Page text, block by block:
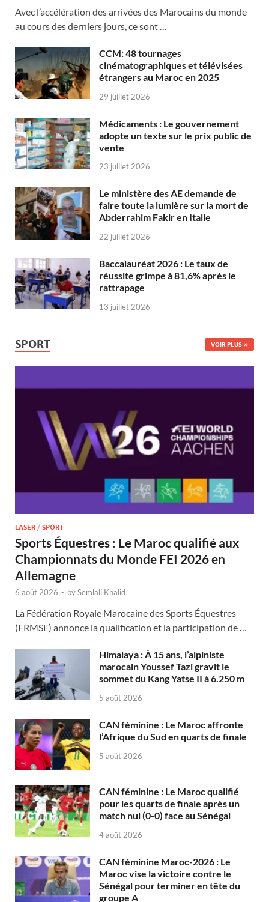
Avec l’accélération des arrivées des Marocains du monde
au cours des derniers jours, ce sont …
CCM: 48 tournages
cinématographiques et télévisées
étrangers au Maroc en 2025
29 juillet 2026
Médicaments : Le gouvernement
adopte un texte sur le prix public de
vente
23 juillet 2026
Le ministère des AE demande de
faire toute la lumière sur la mort de
Abderrahim Fakir en Italie
22 juillet 2026
Baccalauréat 2026 : Le taux de
réussite grimpe à 81,6% après le
rattrapage
13 juillet 2026
SPORT VOIR PLUS
LASER / SPORT
Sports Équestres : Le Maroc qualifié aux
Championnats du Monde FEI 2026 en
Allemagne
6 août 2026 - bySemlali Khalid
La Fédération Royale Marocaine des Sports Équestres
(FRMSE) annonce la qualification et la participation de …
Himalaya : À 15 ans, l’alpiniste
marocain Youssef Tazi gravit le
sommet du Kang Yatse II à 6.250 m
5 août 2026
CAN féminine : Le Maroc affronte
l’Afrique du Sud en quarts de finale
5 août 2026
CAN féminine : Le Maroc qualifié
pour les quarts de finale après un
match nul (0-0) face au Sénégal
4 août 2026
CAN féminine Maroc-2026 : Le
Maroc vise la victoire contre le
Sénégal pour terminer en tête du
groupe A